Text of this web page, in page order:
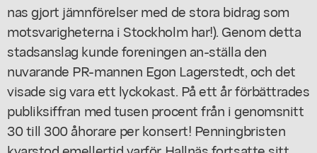
nas gjort jämnförelser med de stora bidrag som
motsvarigheterna i Stockholm har!). Genom detta
stadsanslag kunde foreningen an-ställa den
nuvarande PR-mannen Egon Lagerstedt, och det
visade sig vara ett lyckokast. På ett år förbättrades
publiksiffran med tusen procent från i genomsnitt
30 till 300 åhorare per konsert! Penningbristen